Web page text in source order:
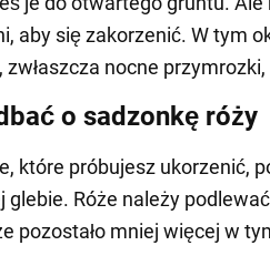
aby się zakorzenić. W tym
zwłaszcza nocne
o sadzonkę róży
które próbujesz ukorzenić,
glebie. Róże należy
pozostało mniej więcej w